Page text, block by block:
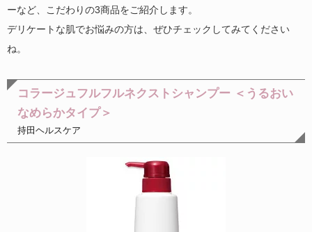
ーなど、こだわりの3商品をご紹介します。
デリケートな肌でお悩みの方は、ぜひチェックしてみてください
ね。
コラージュフルフルネクストシャンプー ＜うるおい
なめらかタイプ＞
持田ヘルスケア